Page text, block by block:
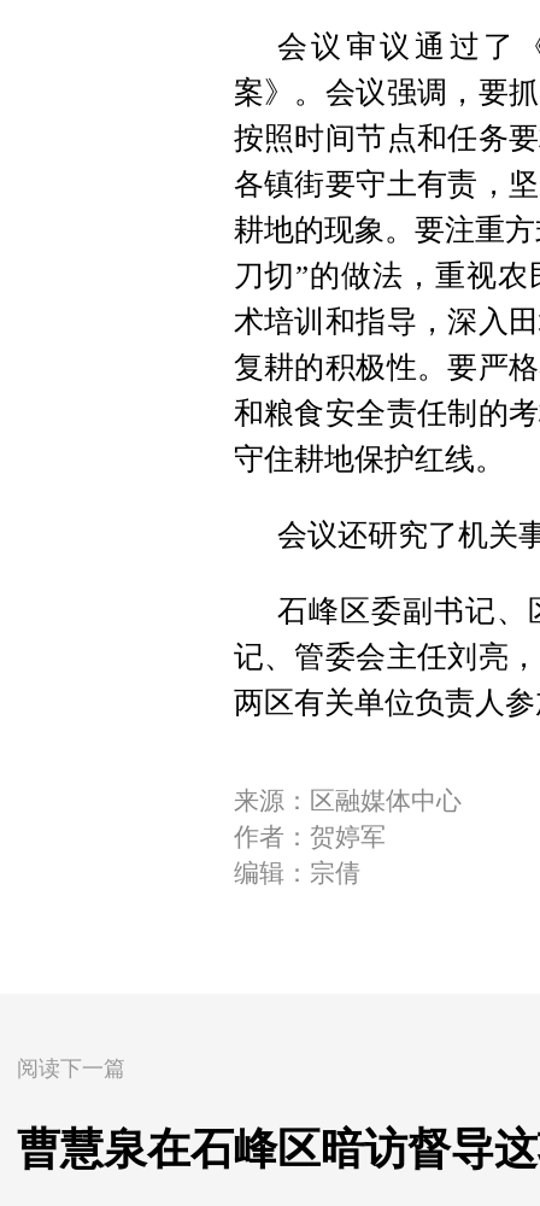
会议审议通过了
案》。会议强调，要
按照时间节点和任务
各镇街要守土有责，
耕地的现象。要注重
刀切”的做法，重视
术培训和指导，深入
复耕的积极性。要严
和粮食安全责任制的
守住耕地保护红线。
会议还研究了机关
石峰区委副书记、
记、管委会主任刘亮
两区有关单位负责人
来源：区融媒体中心
作者：贺婷军
编辑：宗倩
阅读下一篇
曹慧泉在石峰区暗访督导